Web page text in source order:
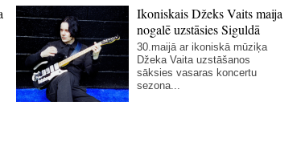
Ikoniskais Džeks Vaits maija
nogalē uzstāsies Siguldā
30.maijā ar ikoniskā mūziķa
Džeka Vaita uzstāšanos
sāksies vasaras koncertu
sezona...